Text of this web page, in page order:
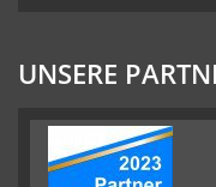
UNSERE